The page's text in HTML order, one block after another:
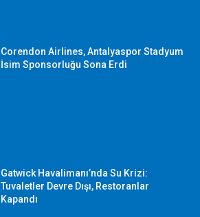
Corendon Airlines, Antalyaspor Stadyum
İsim Sponsorluğu Sona Erdi
Gatwick Havalimanı’nda Su Krizi:
Tuvaletler Devre Dışı, Restoranlar
Kapandı